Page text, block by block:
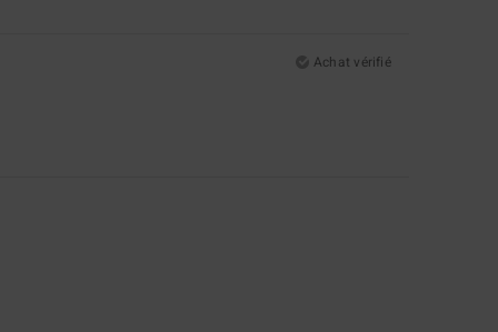
Achat vérifié